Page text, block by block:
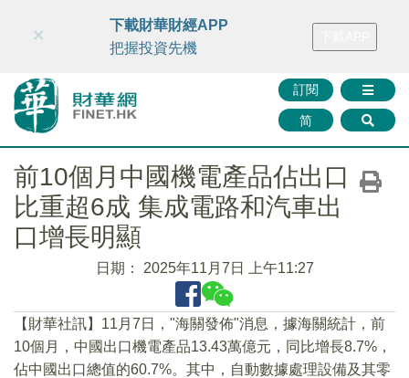
財華智庫網 FINTV FINMETA 財華證券 媒體矩陣
訂閱
简
×
下載財華財經APP
把握投資先機
前10個月中國機電產品佔出口
比重超6成 集成電路和汽車出
口增長明顯
日期： 2025年11月7日 上午11:27
【財華社訊】11月7日，"海關發佈"消息，據海關統計，前
10個月，中國出口機電產品13.43萬億元，同比增長8.7%，
佔中國出口總值的60.7%。其中，自動數據處理設備及其零